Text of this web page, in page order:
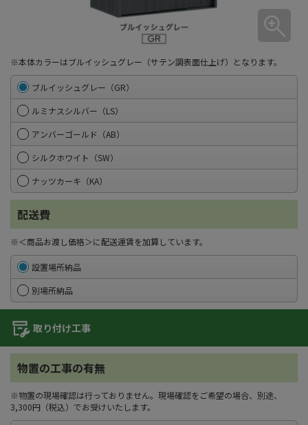
※本体カラーはブルイッシュグレー（サテン調表面仕上げ）となります。
ブルイッシュグレー（GR）
ルミナスシルバー（LS）
アンバーゴールド（AB）
シルクホワイト（SW）
ナッツカーキ（KA）
配送費
※＜商品お渡し価格＞に配送運賃を加算しています。
設置場所納品
別場所納品
取り付け工事
物置の工事の有無
※物置の現場確認は行っておりません。現場確認をご希望の場合、別途、
3,300円（税込）でお受けいたします。